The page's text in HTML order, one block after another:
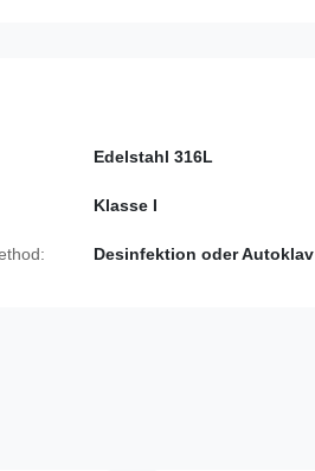
Edelstahl 316L
Klasse I
Desinfektion oder Autoklav